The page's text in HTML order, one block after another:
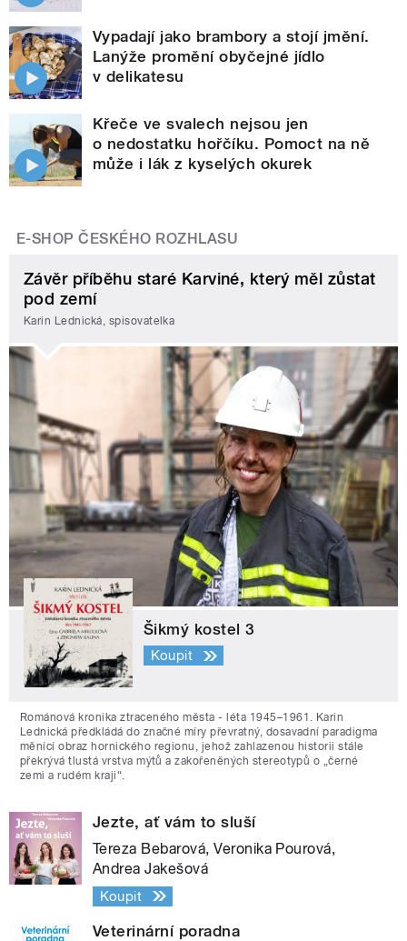
Vypadají jako brambory a stojí jmění.
Lanýže promění obyčejné jídlo
v delikatesu
Křeče ve svalech nejsou jen
o nedostatku hořčíku. Pomoct na ně
může i lák z kyselých okurek
E-SHOP ČESKÉHO ROZHLASU
Závěr příběhu staré Karviné, který měl zůstat
pod zemí
Karin Lednická, spisovatelka
Šikmý kostel 3
Koupit
Románová kronika ztraceného města - léta 1945–1961. Karin
Lednická předkládá do značné míry převratný, dosavadní paradigma
měnící obraz hornického regionu, jehož zahlazenou historii stále
překrývá tlustá vrstva mýtů a zakořeněných stereotypů o „černé
zemi a rudém kraji“.
Jezte, ať vám to sluší
Tereza Bebarová, Veronika Pourová,
Andrea Jakešová
Koupit
Veterinární poradna